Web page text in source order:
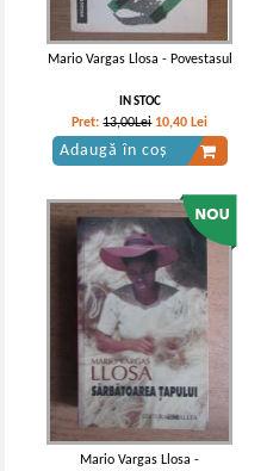
Mario Vargas Llosa - Povestasul
IN STOC
Pret:13,00Lei 10,40 Lei
Adaugă în coș
Mario Vargas Llosa -